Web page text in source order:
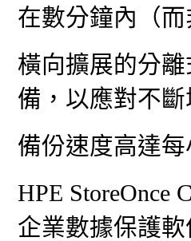
在數分鐘內（
橫向擴展的分
備，以應對不
備份速度高達
HPE StoreOnce
企業數據保護軟